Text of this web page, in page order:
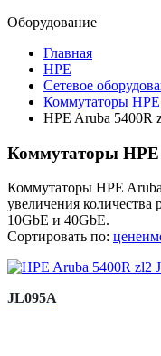
Оборудование
Главная
HPE
Сетевое
Коммутаторы
HPE Aruba 5400R
Коммутаторы HPE
Коммутаторы HPE
увеличения
10GbE и 40GbE.
Сортировать по: цене
JL095A